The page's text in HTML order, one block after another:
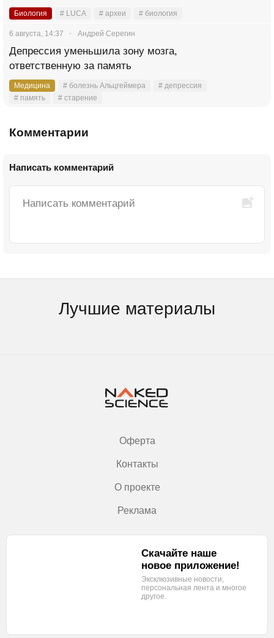
Биология # LUCA # археи # биология
6 августа, 14:37 Андрей Серегин
Депрессия уменьшила зону мозга,
ответственную за память
Медицина # болезнь Альцгеймера
# депрессия
# память
# старение
Комментарии
Написать комментарий
Лучшие материалы
Оферта
Контакты
О проекте
Реклама
Скачайте наше
новое приложение!
Эксклюзивные новости,
персональная лента и многое
другое.